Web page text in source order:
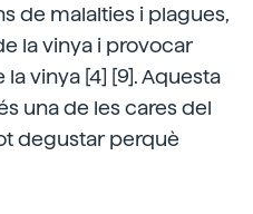
de malalties i plagues,
la vinya i provocar
vinya [4] [9]. Aquesta
una de les cares del
degustar perquè